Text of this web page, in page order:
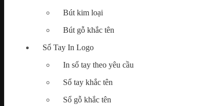
kiếm:
Chưa có sản phẩm trong giỏ hàng.
Bút kim loại
Bút gỗ khắc tên
Sổ Tay In Logo
In sổ tay theo yêu cầu
Sổ tay khắc tên
Sổ gỗ khắc tên